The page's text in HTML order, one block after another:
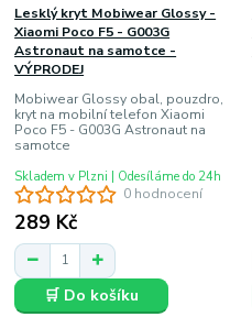
0 hodnocení
Lesklý kryt Mobiwear Glossy -
Xiaomi Poco F5 - G003G
Astronaut na samotce -
VÝPRODEJ
Mobiwear Glossy obal, pouzdro,
kryt na mobilní telefon Xiaomi
Poco F5 - G003G Astronaut na
samotce
289 Kč
Skladem v Plzni | Odesíláme do 24h
🛒 Do košíku